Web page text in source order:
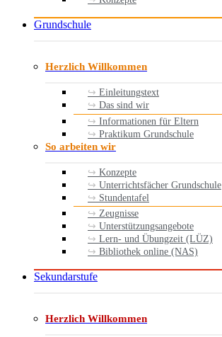
Grundschule
Herzlich Willkommen
Einleitungstext
Das sind wir
Informationen für Eltern
Praktikum Grundschule
So arbeiten wir
Konzepte
Unterrichtsfächer Grundschule
Stundentafel
Zeugnisse
Unterstützungsangebote
Lern- und Übungzeit (LÜZ)
Bibliothek online (NAS)
Sekundarstufe
Herzlich Willkommen